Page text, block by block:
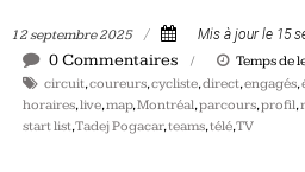
12 septembre 2025 Mis à jour le 15
0 Commentaires Temps de
circuit,coureurs,cycliste,direct,engagés,
horaires,live,map,Montréal,parcours,profil,
start list,Tadej Pogacar,teams,télé,TV